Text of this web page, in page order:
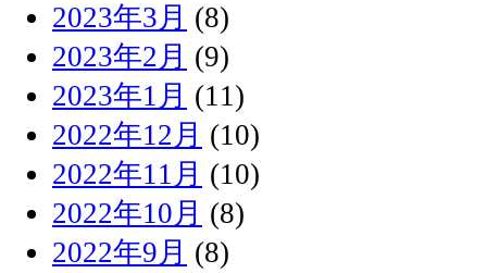
2023年3月 (8)
2023年2月 (9)
2023年1月 (11)
2022年12月 (10)
2022年11月 (10)
2022年10月 (8)
2022年9月 (8)